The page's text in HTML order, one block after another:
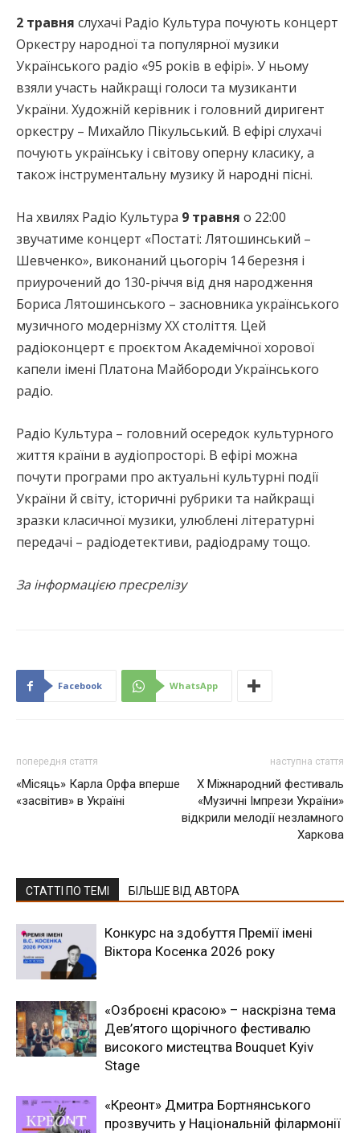
2 травня слухачі Радіо Культура почують концерт
Оркестру народної та популярної музики
Українського радіо «95 років в ефірі». У ньому
взяли участь найкращі голоси та музиканти
України. Художній керівник і головний диригент
оркестру – Михайло Пікульський. В ефірі слухачі
почують українську і світову оперну класику, а
також інструментальну музику й народні пісні.
На хвилях Радіо Культура 9 травня о 22:00
звучатиме концерт «Постаті: Лятошинський –
Шевченко», виконаний цьогоріч 14 березня і
приурочений до 130-річчя від дня народження
Бориса Лятошинського – засновника українського
музичного модернізму ХХ століття. Цей
радіоконцерт є проєктом Академічної хорової
капели імені Платона Майбороди Українського
радіо.
Радіо Культура – головний осередок культурного
життя країни в аудіопросторі. В ефірі можна
почути програми про актуальні культурні події
України й світу, історичні рубрики та найкращі
зразки класичної музики, улюблені літературні
передачі – радіодетективи, радіодраму тощо.
За інформацією пресрелізу
Facebook WhatsApp
попередня стаття
«Місяць» Карла Орфа вперше
«засвітив» в Україні
наступна стаття
Х Міжнародний фестиваль
«Музичні Імпрези України»
відкрили мелодії незламного
Харкова
СТАТТІ ПО ТЕМІ БІЛЬШЕ ВІД АВТОРА
Конкурс на здобуття Премії імені
Віктора Косенка 2026 року
«Озброєні красою» – наскрізна тема
Дев’ятого щорічного фестивалю
високого мистецтва Bouquet Kyiv
Stage
«Креонт» Дмитра Бортнянського
прозвучить у Національній філармонії